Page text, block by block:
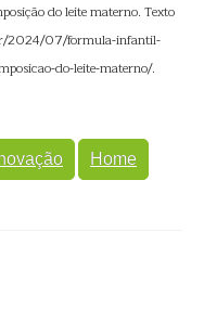
do leite materno. Texto
2024/07/formula-infantil-
do-leite-materno/.
Home